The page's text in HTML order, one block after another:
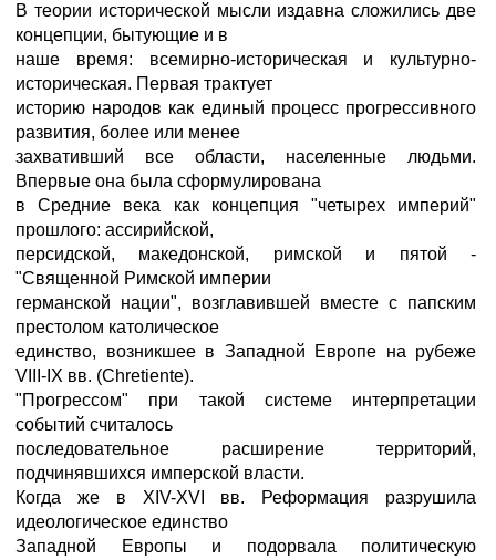
В теории исторической мысли издавна сложились две
концепции, бытующие и в
наше время: всемирно-историческая и культурно-
историческая. Первая трактует
историю народов как единый процесс прогрессивного
развития, более или менее
захвативший все области, населенные людьми.
Впервые она была сформулирована
в Средние века как концепция "четырех империй"
прошлого: ассирийской,
персидской, македонской, римской и пятой -
"Священной Римской империи
германской нации", возглавившей вместе с папским
престолом католическое
единство, возникшее в Западной Европе на рубеже
VIII-IX вв. (Chretiente).
"Прогрессом" при такой системе интерпретации
событий считалось
последовательное расширение территорий,
подчинявшихся имперской власти.
Когда же в XIV-XVI вв. Реформация разрушила
идеологическое единство
Западной Европы и подорвала политическую